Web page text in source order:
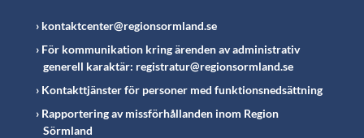
kontaktcenter@regionsormland.se
För kommunikation kring ärenden av administrativ
generell karaktär: registratur@regionsormland.se
Kontakttjänster för personer med funktionsnedsättning
Rapportering av missförhållanden inom Region
Sörmland